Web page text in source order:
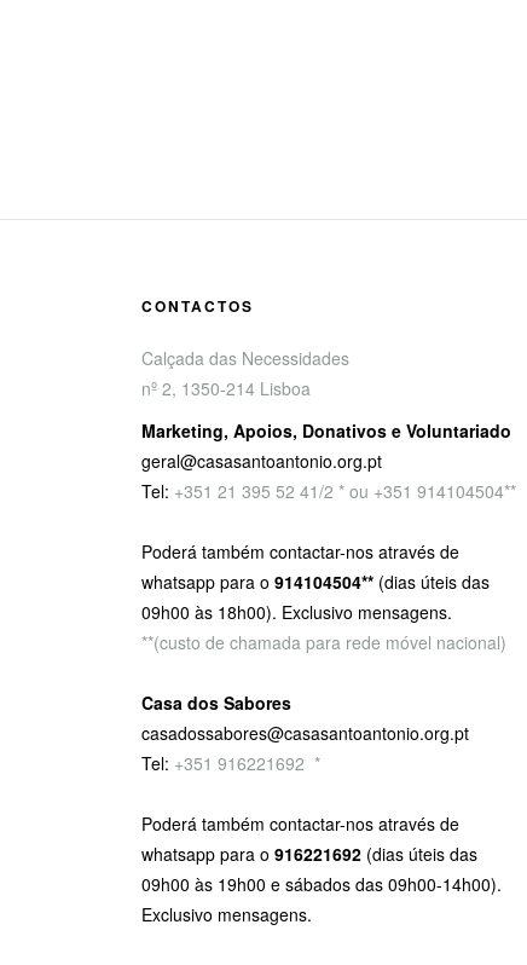
CONTACTOS
Calçada das Necessidades
nº 2, 1350-214 Lisboa
Marketing, Apoios, Donativos e Voluntariado
geral@casasantoantonio.org.pt
Tel: +351 21 395 52 41/2 * ou +351 914104504**
Poderá também contactar-nos através de
whatsapp para o 914104504** (dias úteis das
09h00 às 18h00). Exclusivo mensagens.
**(custo de chamada para rede móvel nacional)
Casa dos Sabores
casadossabores@casasantoantonio.org.pt
Tel: +351 916221692 *
Poderá também contactar-nos através de
whatsapp para o 916221692 (dias úteis das
09h00 às 19h00 e sábados das 09h00-14h00).
Exclusivo mensagens.